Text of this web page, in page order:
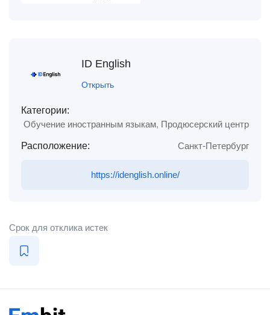
ID English
Открыть
Категории:
Обучение иностранным языкам, Продюсерский центр
Расположение: Санкт-Петербург
https://idenglish.online/
Срок для отклика истек